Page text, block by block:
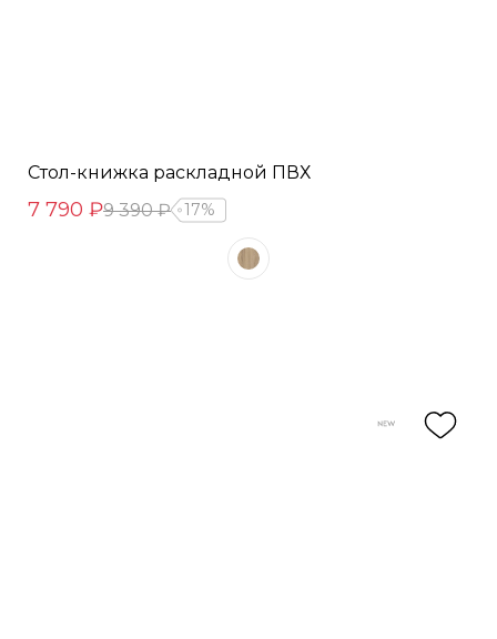
Стол-книжка раскладной ПВХ
7 790 ₽9 390 ₽ 17%